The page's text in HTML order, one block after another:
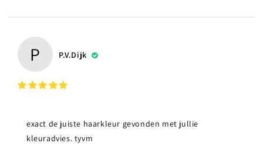
P P.v.Dijk
exact de juiste haarkleur gevonden met jullie
kleuradvies. tyvm